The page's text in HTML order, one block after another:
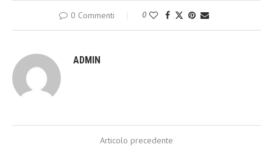
0 Commenti 0
ADMIN
Articolo precedente